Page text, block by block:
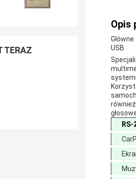
TERAZ
Opis
USB